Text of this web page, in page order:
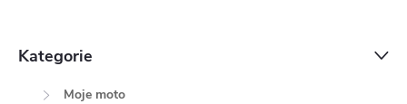
Kategorie
Moje moto